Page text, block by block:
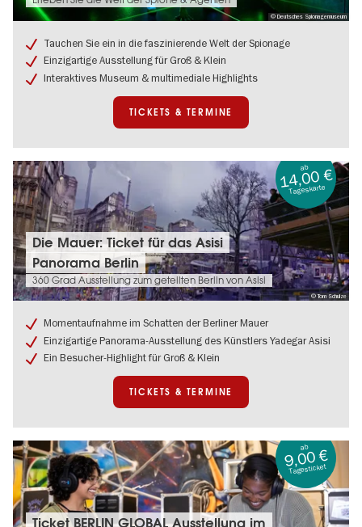
© Deutsches Spionagemuseum
Spionagemuseum
Flex-
Ticket
-
Eintritt
Tauchen Sie ein in die faszinierende Welt der Spionage
Einzigartige Ausstellung für Groß & Klein
Interaktives Museum & multimediale Highlights
TICKETS & TERMINE
© Tom Schulze
Tickets
&
Termine:
Die
Mauer:
für
das
Asisi
Panorama
Die Mauer: Ticket für das Asisi
Panorama Berlin
360 Grad Ausstellung zum geteilten Berlin von Asisi
ab
14,00 €
Tageskarte
Momentaufnahme im Schatten der Berliner Mauer
Einzigartige Panorama-Ausstellung des Künstlers Yadegar Asisi
Ein Besucher-Highlight für Groß & Klein
TICKETS & TERMINE
Tickets
Ticket BERLIN GLOBAL Ausstellung im
ab
9,00 €
Tagesticket